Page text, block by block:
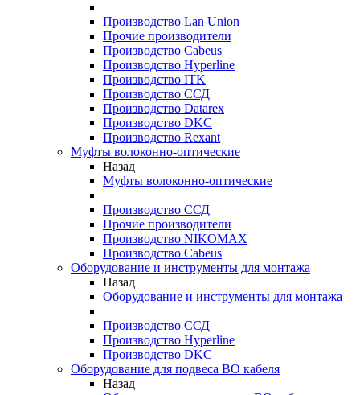
Производство Lan Union
Прочие производители
Производство Cabeus
Производство Hyperline
Производство ITK
Производство ССД
Производство Datarex
Производство DKC
Производство Rexant
Муфты волоконно-оптические
Назад
Муфты волоконно-оптические
Производство ССД
Прочие производители
Производство NIKOMAX
Производство Cabeus
Оборудование и инструменты для монтажа
Назад
Оборудование и инструменты для монтажа
Производство ССД
Производство Hyperline
Производство DKC
Оборудование для подвеса ВО кабеля
Назад